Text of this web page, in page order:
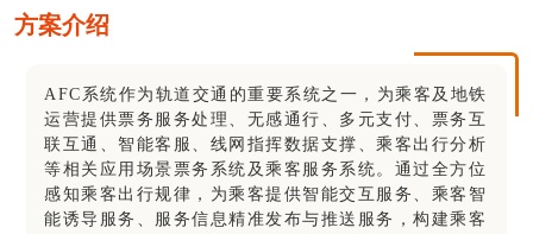
方案介绍
AFC系统作为轨道交通的重要系统之一，为乘客及地铁
运营提供票务服务处理、无感通行、多元支付、票务互
联互通、智能客服、线网指挥数据支撑、乘客出行分析
等相关应用场景票务系统及乘客服务系统。通过全方位
感知乘客出行规律，为乘客提供智能交互服务、乘客智
能诱导服务、服务信息精准发布与推送服务，构建乘客